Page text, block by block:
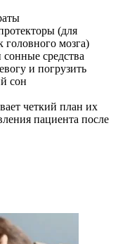
(для
мозга)
средства
и погрузить
сон
четкий план их
пациента после